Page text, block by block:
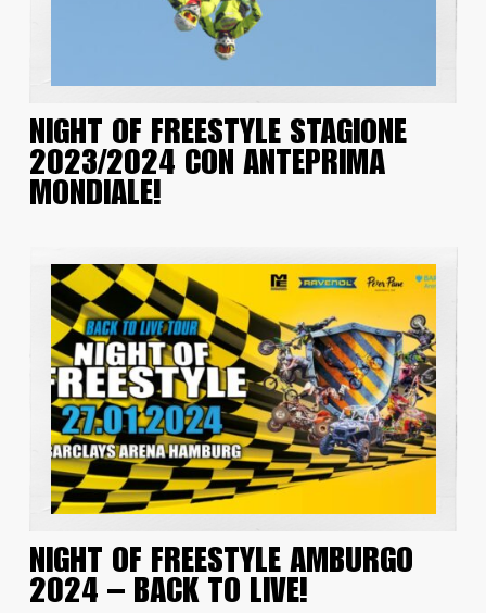
NIGHT OF FREESTYLE STAGIONE
2023/2024 CON ANTEPRIMA
MONDIALE!
NIGHT OF FREESTYLE AMBURGO
2024 – BACK TO LIVE!